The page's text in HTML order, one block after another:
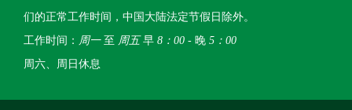
们的正常工作时间，中国大陆法定节假日除外。
工作时间： 周一至 周五早 8：00 - 晚 5：00
周六、周日休息